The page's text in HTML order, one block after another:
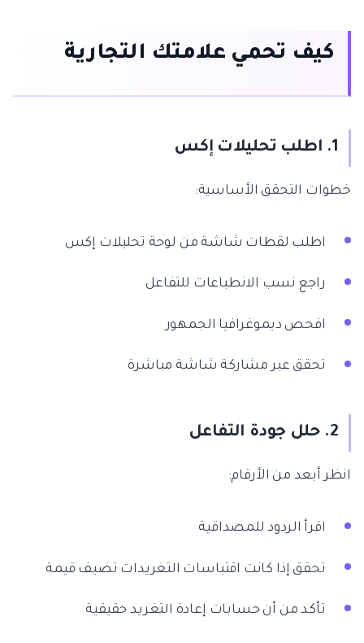
كيف تحمي علامتك التجارية
خطوات التحقق الأساسية:
اطلب لقطات شاشة من لوحة تحليلات إكس
راجع نسب الانطباعات للتفاعل
افحص ديموغرافيا الجمهور
تحقق عبر مشاركة شاشة مباشرة
2. حلل جودة التفاعل
انظر أبعد من الأرقام:
اقرأ الردود للمصداقية
تحقق إذا كانت اقتباسات التغريدات تضيف قيمة
تأكد من أن حسابات إعادة التغريد حقيقية